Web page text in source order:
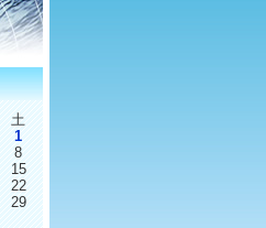
土
1
8
15
22
29